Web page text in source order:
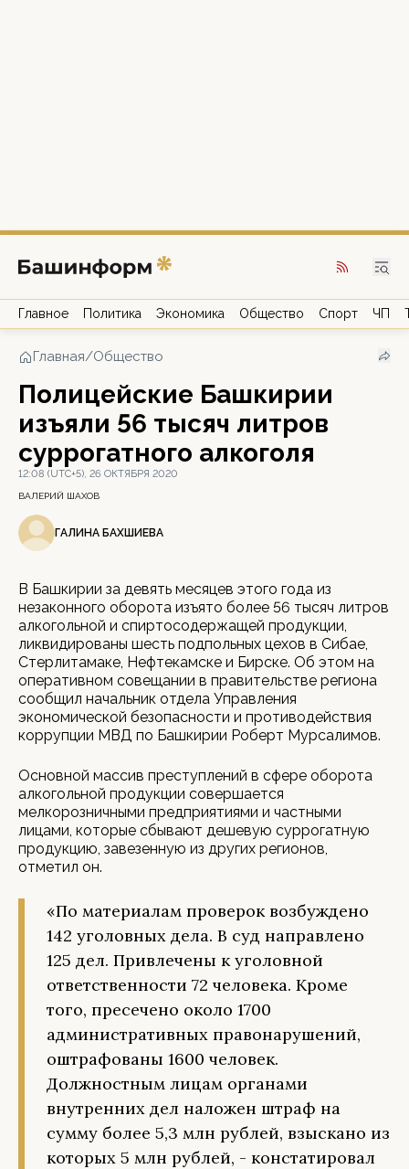
Главное Политика Экономика Общество Спорт ЧП
Главная/Общество
Полицейские Башкирии
изъяли 56 тысяч литров
суррогатного алкоголя
12:08 (UTC+5), 26 ОКТЯБРЯ 2020
ВАЛЕРИЙ ШАХОВ
ГАЛИНА БАХШИЕВА
В Башкирии за девять месяцев этого года из
незаконного оборота изъято более 56 тысяч литров
алкогольной и спиртосодержащей продукции,
ликвидированы шесть подпольных цехов в Сибае,
Стерлитамаке, Нефтекамске и Бирске. Об этом на
оперативном совещании в правительстве региона
сообщил начальник отдела Управления
экономической безопасности и противодействия
коррупции МВД по Башкирии Роберт Мурсалимов.
Основной массив преступлений в сфере оборота
алкогольной продукции совершается
мелкорозничными предприятиями и частными
лицами, которые сбывают дешевую суррогатную
продукцию, завезенную из других регионов,
отметил он.
«По материалам проверок возбуждено
142 уголовных дела. В суд направлено
125 дел. Привлечены к уголовной
ответственности 72 человека. Кроме
того, пресечено около 1700
административных правонарушений,
оштрафованы 1600 человек.
Должностным лицам органами
внутренних дел наложен штраф на
сумму более 5,3 млн рублей, взыскано из
которых 5 млн рублей, - констатировал